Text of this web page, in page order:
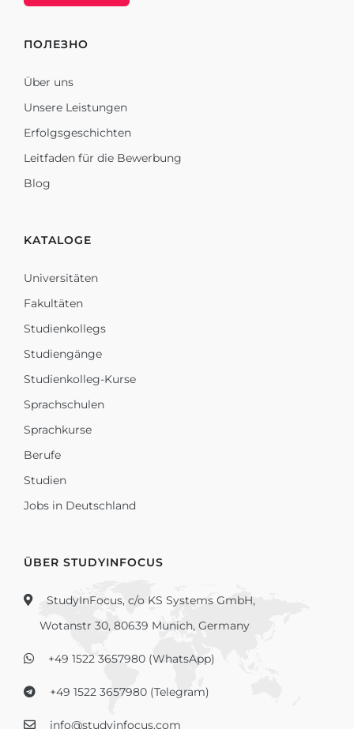
ПОЛЕЗНО
Über uns
Unsere Leistungen
Erfolgsgeschichten
Leitfaden für die Bewerbung
Blog
KATALOGE
Universitäten
Fakultäten
Studienkollegs
Studiengänge
Studienkolleg-Kurse
Sprachschulen
Sprachkurse
Berufe
Studien
Jobs in Deutschland
ÜBER STUDYINFOCUS
StudyInFocus, c/o KS Systems GmbH,
Wotanstr 30, 80639 Munich, Germany
+49 1522 3657980 (WhatsApp)
+49 1522 3657980 (Telegram)
info@studyinfocus.com